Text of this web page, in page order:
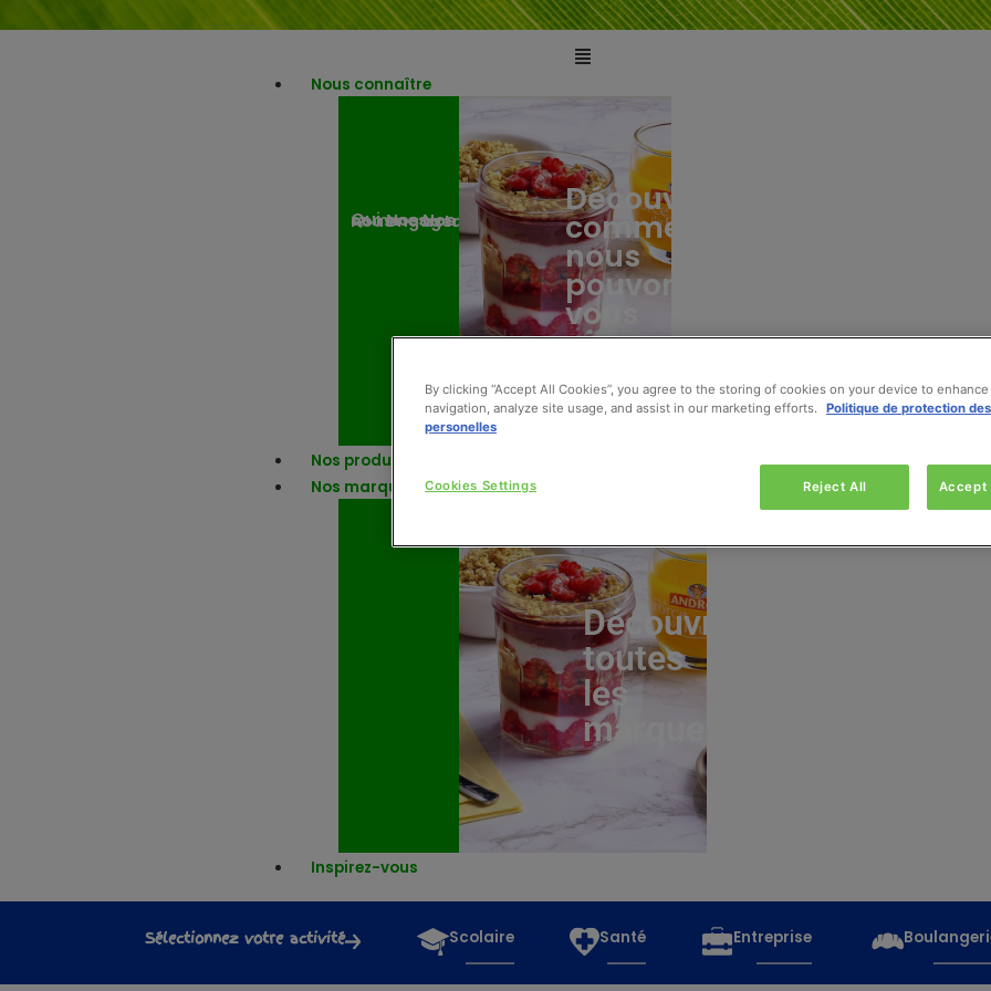
Nous connaître
Qui sommes-nous ? Nos engagements
Nos actualités
Découvrez
comment
nous
pouvons
vous
aider
Nos produits
Nos marques
Découvrez
toutes
les
marques
Inspirez-vous
Sélectionnez votre activité Scolaire Santé Entreprise
By clicking “Accept All Cookies”, you agree to the storing of cookies on your device to
navigation, analyze site usage, and assist in our marketing efforts. Politique de protection
personelles
Reject All Accept
Cookies Settings